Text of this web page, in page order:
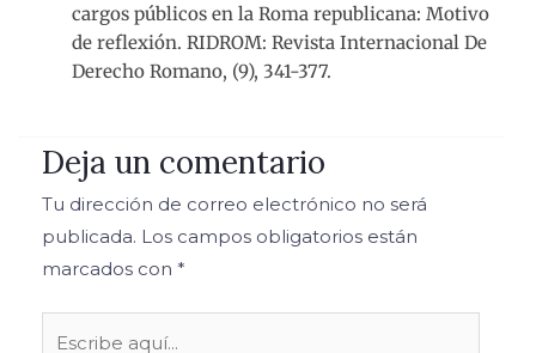
cargos públicos en la Roma republicana: Motivo
de reflexión. RIDROM: Revista Internacional De
Derecho Romano, (9), 341-377.
Deja un comentario
Tu dirección de correo electrónico no será
publicada. Los campos obligatorios están
marcados con *